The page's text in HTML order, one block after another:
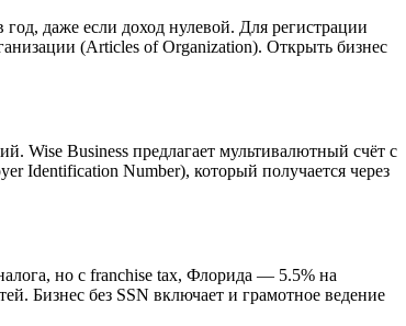
даже если доход нулевой. Для регистрации
(Articles of Organization). Открыть бизнес
Wise Business предлагает мультивалютный счёт с
Identification Number), который получается через
но с franchise tax, Флорида — 5.5% на
Бизнес без SSN включает и грамотное ведение